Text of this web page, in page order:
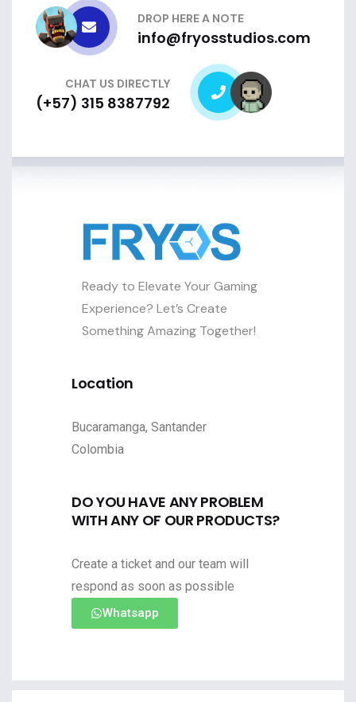
DROP HERE A NOTE
info@fryosstudios.com
CHAT US DIRECTLY
(+57) 315 8387792
Ready to Elevate Your Gaming
Experience? Let’s Create
Something Amazing Together!
Location
Bucaramanga, Santander
Colombia
DO YOU HAVE ANY PROBLEM
WITH ANY OF OUR PRODUCTS?
Create a ticket and our team will
respond as soon as possible
Whatsapp